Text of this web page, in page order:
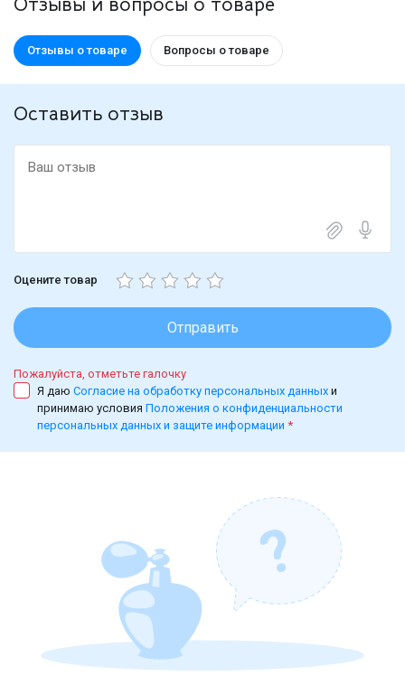
Отзывы о товаре Вопросы о товаре
Оставить отзыв
Оцените товар
Отправить
Пожалуйста, отметьте галочку
Я даю Согласие на обработку персональных данных и
принимаю условия Положения о конфиденциальности
персональных данных и защите информации *